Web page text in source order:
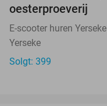
oesterproeverij
E-scooter huren Yerseke
Yerseke
Solgt: 399